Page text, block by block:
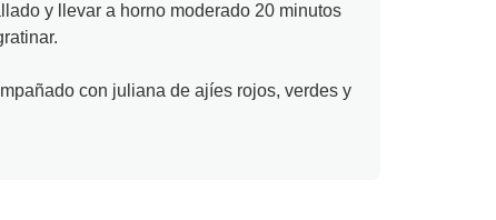
y llevar a horno moderado 20 minutos
con juliana de ajíes rojos, verdes y